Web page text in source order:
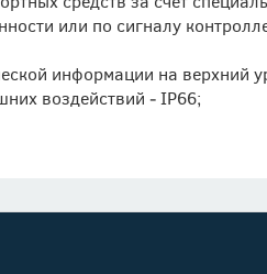
или по сигналу
информации на
воздействий ‒ IP66;